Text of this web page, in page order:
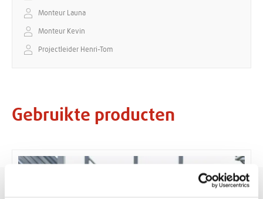
Monteur Launa
Monteur Kevin
Projectleider Henri-Tom
Gebruikte producten